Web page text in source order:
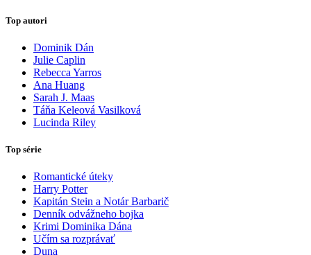
Top autori
Dominik Dán
Julie Caplin
Rebecca Yarros
Ana Huang
Sarah J. Maas
Táňa Keleová Vasilková
Lucinda Riley
Top série
Romantické úteky
Harry Potter
Kapitán Stein a Notár Barbarič
Denník odvážneho bojka
Krimi Dominika Dána
Učím sa rozprávať
Duna